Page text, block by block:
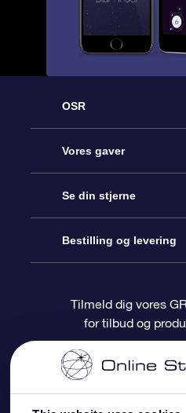
OSR
Kundeservice
Kontakt os
Bloggen
Anmeldelser
Vores gaver
Online Stjernegave
OSR Gavepakke
OSR Gavekortet
Firmagaver
Se din stjerne
Star Register
Personliggjort
One Million Stars
Bestilling og levering
Betalingsinformation
Forsendelsesoplysninger
Tilmeld dig vores
for tilbud og